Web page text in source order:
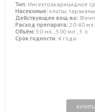
Тип: Инсектоакарицидное
Насекомые: клопы,
Действующее вещ-во:
Расход препарата: 20-40 мл.
Объём: 50 мл., 500 мл., 5 л.
Срок годности: 4 года
КУПИТЬ